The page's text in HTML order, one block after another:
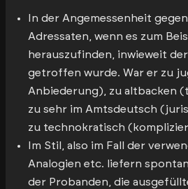
In der Angemessenheit
Adressaten, wenn es zum
herauszufinden, inwieweit
getroffen wurde. War er zu
Anbiederung), zu altbacken
zu sehr im Amtsdeutsch
zu technokratisch
Im Stil, also im Fall der
Analogien etc. liefern
der Probanden, die